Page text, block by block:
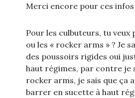
Merci encore pour ces infos
Pour les culbuteurs, tu veux
ou les « rocker arms » ? Je
des poussoirs rigides oui
haut régimes, par contre je
rocker arms, je sais que ça
barrer en sucette à haut